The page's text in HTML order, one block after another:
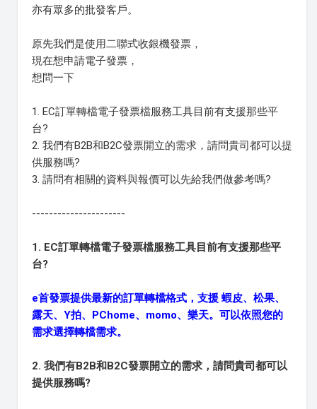
亦有眾多的批發客戶。
原先我們是使用二聯式收銀機發票，
現在想申請電子發票，
想問一下
1. EC訂單轉檔電子發票檔服務工具目前有支援那些平
台?
2. 我們有B2B和B2C發票開立的需求，請問貴司都可以提
供服務嗎?
3. 請問有相關的資料與報價可以先給我們做參考嗎?
----------------------
1. EC訂單轉檔電子發票檔服務工具目前有支援那些平
台?
e首發票提供最新的訂單轉檔格式，支援 蝦皮、松果、
露天、Y拍、PChome、momo、樂天。可以依照您的
需求選擇轉檔需求。
2. 我們有B2B和B2C發票開立的需求，請問貴司都可以
提供服務嗎?